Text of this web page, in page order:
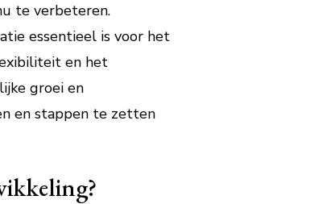
te verbeteren.
essentieel is voor het
en het
groei en
en stappen te zetten